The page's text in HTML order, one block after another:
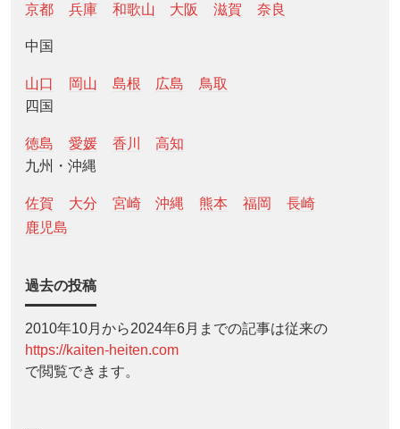
京都 兵庫 和歌山 大阪 滋賀 奈良
中国
山口 岡山 島根 広島
鳥取
四国
徳島 愛媛 香川
高知
九州・沖縄
佐賀 大分 宮崎 沖縄 熊本 福岡
長崎
鹿児島
過去の投稿
2010年10月から2024年6月までの記事は従来の
https://kaiten-heiten.com
で閲覧できます。